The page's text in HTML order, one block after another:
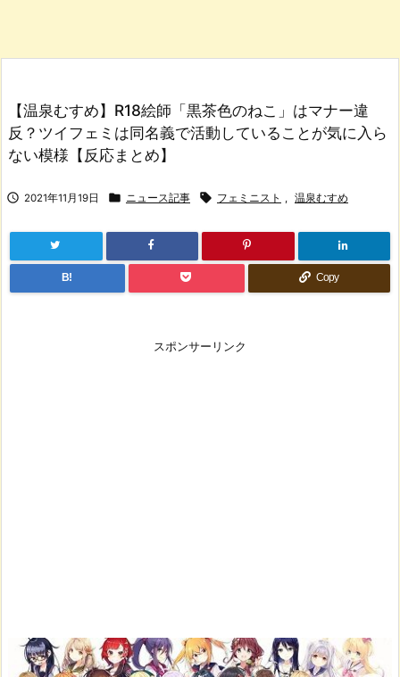
【温泉むすめ】R18絵師「黒茶色のねこ」はマナー違
反？ツイフェミは同名義で活動していることが気に入ら
ない模様【反応まとめ】
 2021年11月19日  ニュース記事  フェミニスト , 温泉むすめ
B! Copy
スポンサーリンク